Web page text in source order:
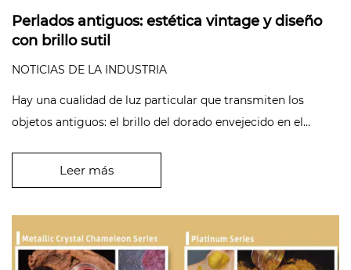
Perlados antiguos: estética vintage y diseño
con brillo sutil
NOTICIAS DE LA INDUSTRIA
Hay una cualidad de luz particular que transmiten los
objetos antiguos: el brillo del dorado envejecido en el
Leer más